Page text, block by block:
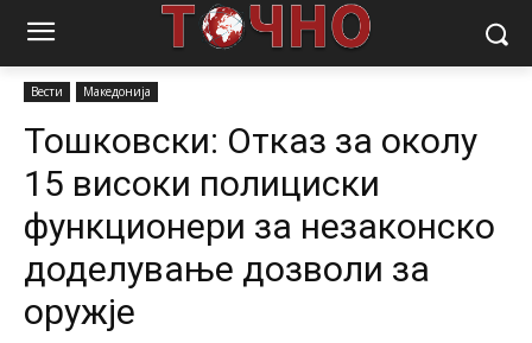
Почетна
Тошковски: Oтказ за околу 15 високи полициски
Вести Македонија
Тошковски: Oтказ за околу
15 високи полициски
функционери за незаконско
доделување дозволи за
оружје